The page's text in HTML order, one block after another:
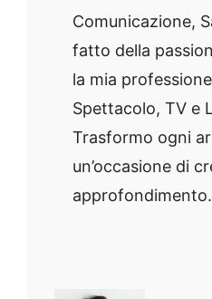
Comunicazione,
fatto della
la mia
Spettacolo, TV e
Trasformo ogni
un’occasione di
approfondimento.